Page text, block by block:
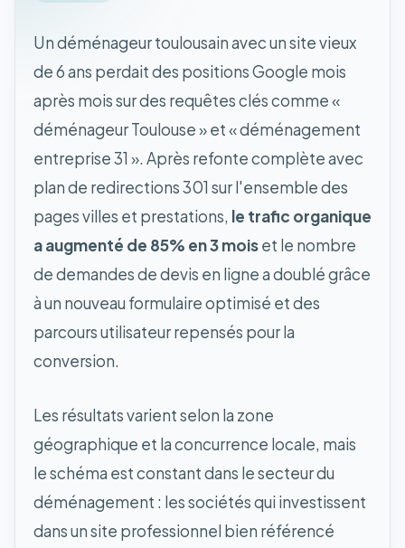
Un déménageur toulousain avec un site vieux
de 6 ans perdait des positions Google mois
après mois sur des requêtes clés comme «
déménageur Toulouse » et « déménagement
entreprise 31 ». Après refonte complète avec
plan de redirections 301 sur l'ensemble des
pages villes et prestations, le trafic organique
a augmenté de 85% en 3 moiset le nombre
de demandes de devis en ligne a doublé grâce
à un nouveau formulaire optimisé et des
parcours utilisateur repensés pour la
conversion.
Les résultats varient selon la zone
géographique et la concurrence locale, mais
le schéma est constant dans le secteur du
déménagement : les sociétés qui investissent
dans un site professionnel bien référencé